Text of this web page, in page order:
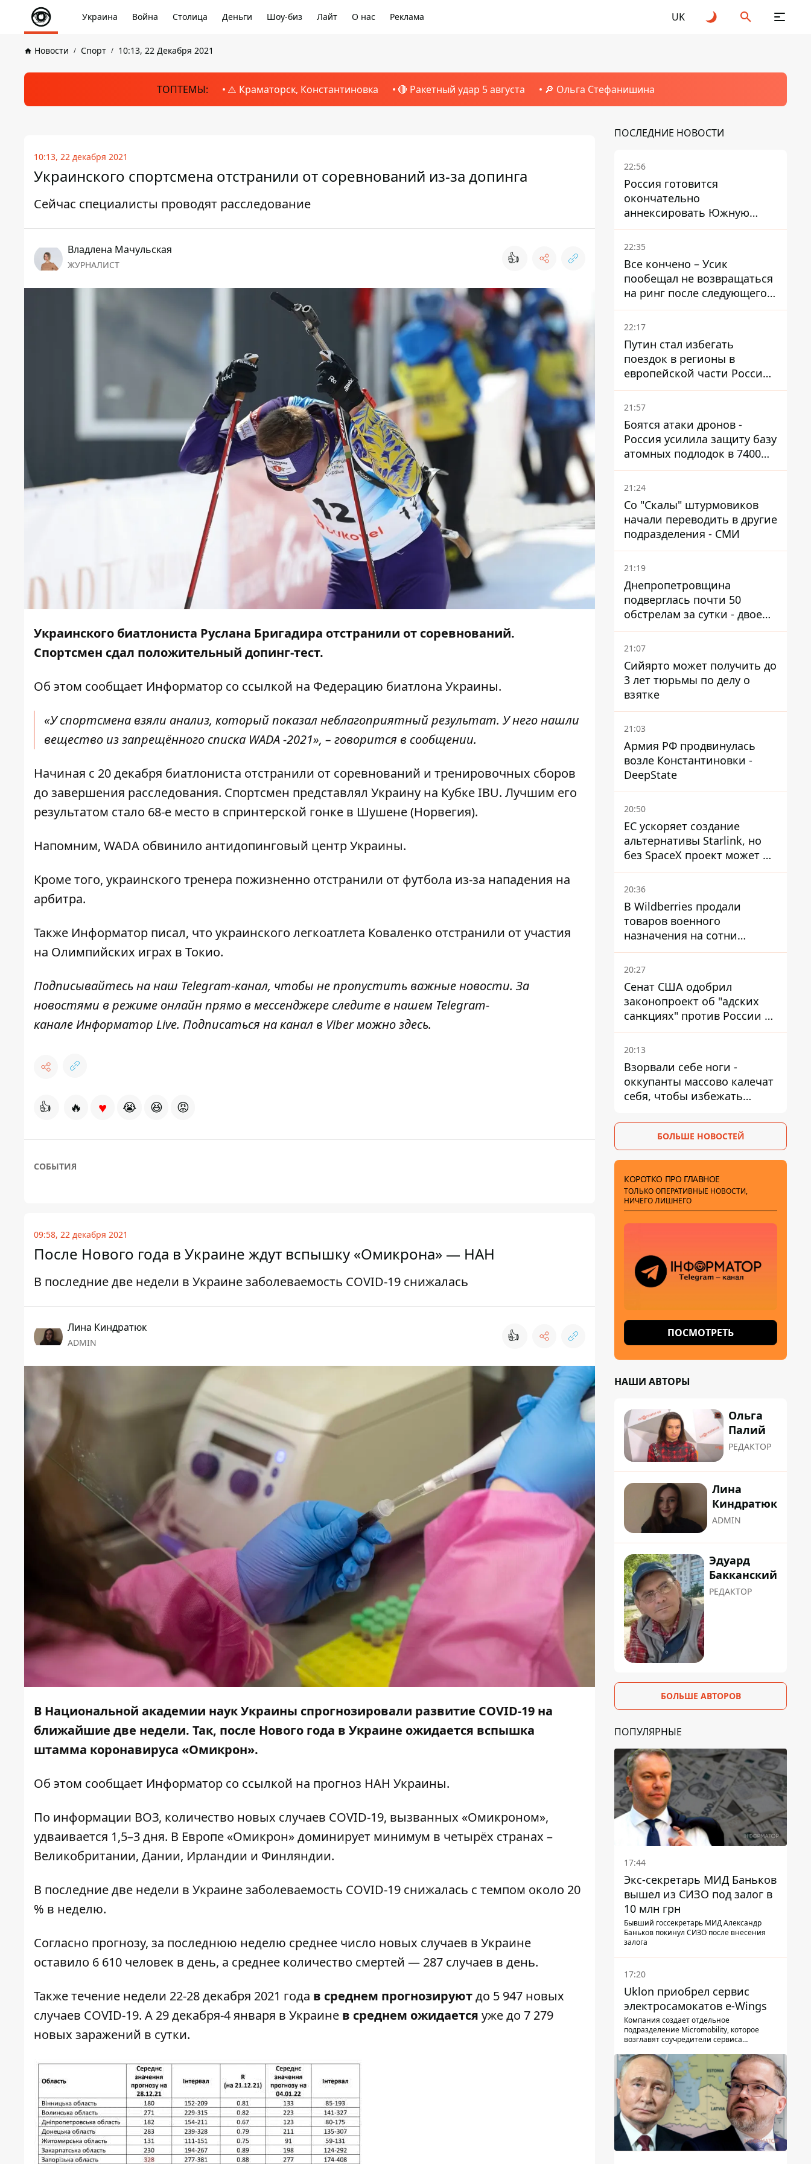
Украина Война Столица Деньги Шоу-биз Лайт О нас Реклама UK
Новости Спорт 10:13, 22 Декабря 2021
ТОПТЕМЫ: ⚠️ Краматорск, Константиновка 🔴 Ракетный удар 5 августа 🔎 Ольга Стефанишина
10:13, 22 декабря 2021
Украинского спортсмена отстранили от соревнований из-за допинга
Сейчас специалисты проводят расследование
Владлена Мачульская
ЖУРНАЛИСТ 👍
Украинского биатлониста Руслана Бригадира отстранили от соревнований.
Спортсмен сдал положительный допинг-тест.
Об этом сообщает Информатор со ссылкой на Федерацию биатлона Украины.
«У спортсмена взяли анализ, который показал неблагоприятный результат. У него нашли
вещество из запрещённого списка WADA -2021», – говорится в сообщении.
Начиная с 20 декабря биатлониста отстранили от соревнований и тренировочных сборов
до завершения расследования. Спортсмен представлял Украину на Кубке IBU. Лучшим его
результатом стало 68-е место в спринтерской гонке в Шушене (Норвегия).
Напомним, WADA обвинило антидопинговый центр Украины.
Кроме того, украинского тренера пожизненно отстранили от футбола из-за нападения на
арбитра.
Также Информатор писал, что украинского легкоатлета Коваленко отстранили от участия
на Олимпийских играх в Токио.
Подписывайтесь на наш Telegram-канал, чтобы не пропустить важные новости. За
новостями в режиме онлайн прямо в мессенджере следите в нашем Telegram-
канале Информатор Live. Подписаться на канал в Viber можноздесь.
👍 🔥 ♥ 😭 😆 😡
СОБЫТИЯ
09:58, 22 декабря 2021
После Нового года в Украине ждут вспышку «Омикрона» — НАН
В последние две недели в Украине заболеваемость COVID-19 снижалась
Лина Киндратюк
ADMIN 👍
В Национальной академии наук Украины спрогнозировали развитие COVID-19 на
ближайшие две недели. Так, после Нового года в Украине ожидается вспышка
штамма коронавируса «Омикрон».
Об этом сообщает Информатор со ссылкой на прогноз НАН Украины.
По информации ВОЗ, количество новых случаев COVID-19, вызванных «Омикроном»,
удваивается 1,5–3 дня. В Европе «Омикрон» доминирует минимум в четырёх странах –
Великобритании, Дании, Ирландии и Финляндии.
В последние две недели в Украине заболеваемость COVID-19 снижалась с темпом около 20
% в неделю.
Согласно прогнозу, за последнюю неделю среднее число новых случаев в Украине
оставило 6 610 человек в день, а среднее количество смертей — 287 случаев в день.
Также течение недели 22-28 декабря 2021 года в среднем прогнозируютдо 5 947 новых
случаев COVID-19. А 29 декабря-4 января в Украине в среднем ожидается уже до 7 279
новых заражений в сутки.
ПОСЛЕДНИЕ НОВОСТИ
22:56
Россия готовится
окончательно
аннексировать Южную
Осетию – страны НАТО
обеспокоены
22:35
Все кончено – Усик
пообещал не возвращаться
на ринг после следующего
боя
22:17
Путин стал избегать
поездок в регионы в
европейской части России,
куда регулярно долетают
дроны
21:57
Боятся атаки дронов -
Россия усилила защиту базу
атомных подлодок в 7400
км от Украины
21:24
Со "Скалы" штурмовиков
начали переводить в другие
подразделения - СМИ
21:19
Днепропетровщина
подверглась почти 50
обстрелам за сутки - двое
погибших, шесть
пострадавших
21:07
Сийярто может получить до
3 лет тюрьмы по делу о
взятке
21:03
Армия РФ продвинулась
возле Константиновки -
DeepState
20:50
ЕС ускоряет создание
альтернативы Starlink, но
без SpaceX проект может не
обойтись
20:36
В Wildberries продали
товаров военного
назначения на сотни
миллионов, но удары ВСУ
изменили ситуацию
20:27
Сенат США одобрил
законопроект об "адских
санкциях" против России и
Ирана
20:13
Взорвали себе ноги -
оккупанты массово калечат
себя, чтобы избежать
БОЛЬШЕ НОВОСТЕЙ
КОРОТКО ПРО ГЛАВНОЕ
ТОЛЬКО ОПЕРАТИВНЫЕ НОВОСТИ,
НИЧЕГО ЛИШНЕГО
ПОСМОТРЕТЬ
НАШИ АВТОРЫ
Ольга
Палий
РЕДАКТОР
Лина
Киндратюк
ADMIN
Эдуард
Бакканский
РЕДАКТОР
БОЛЬШЕ АВТОРОВ
ПОПУЛЯРНЫЕ
17:44
Экс-секретарь МИД Баньков
вышел из СИЗО под залог в
10 млн грн
Бывший госсекретарь МИД Александр
Баньков покинул СИЗО после внесения
залога
17:20
Uklon приобрел сервис
электросамокатов e-Wings
Компания создает отдельное
подразделение Micromobility, которое
возглавят соучредители сервиса